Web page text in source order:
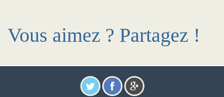
Vous aimez ? Partagez !